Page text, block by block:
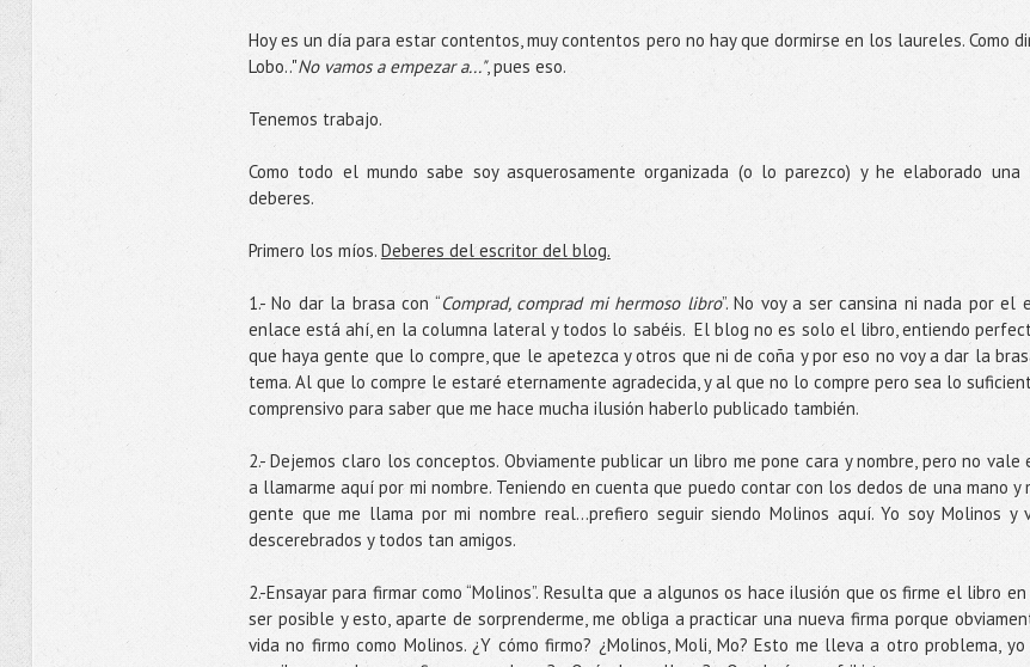
Hoy es un día para estar contentos, muy contentos pero no hay que dormirse en los laureles. Como
Lobo.."No vamos a empezar a...", pues eso.
Tenemos trabajo.
Como todo el mundo sabe soy asquerosamente organizada (o lo parezco) y he elaborado
deberes.
Primero los míos. Deberes del escritor del blog.
1.- No dar la brasa con “Comprad, comprad mi hermoso libro”. No voy a ser cansina ni nada por el
enlace está ahí, en la columna lateral y todos lo sabéis. El blog no es solo el libro, entiendo
que haya gente que lo compre, que le apetezca y otros que ni de coña y por eso no voy a dar la
tema. Al que lo compre le estaré eternamente agradecida, y al que no lo compre pero sea lo
comprensivo para saber que me hace mucha ilusión haberlo publicado también.
2.- Dejemos claro los conceptos. Obviamente publicar un libro me pone cara y nombre, pero no vale
a llamarme aquí por mi nombre. Teniendo en cuenta que puedo contar con los dedos de una mano y
gente que me llama por mi nombre real…prefiero seguir siendo Molinos aquí. Yo soy Molinos y
descerebrados y todos tan amigos.
2.-Ensayar para firmar como “Molinos”. Resulta que a algunos os hace ilusión que os firme el libro
ser posible y esto, aparte de sorprenderme, me obliga a practicar una nueva firma porque
vida no firmo como Molinos. ¿Y cómo firmo? ¿Molinos, Moli, Mo? Esto me lleva a otro problema, yo